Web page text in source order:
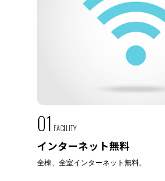
01 FACILITY
インターネット無料
全棟、全室インターネット無料。